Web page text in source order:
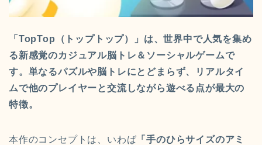
「TopTop（トップトップ）」は、世界中で人気を集め
る新感覚のカジュアル脳トレ＆ソーシャルゲームで
す。単なるパズルや脳トレにとどまらず、リアルタイ
ムで他のプレイヤーと交流しながら遊べる点が最大の
特徴。
本作のコンセプトは、いわば 「手のひらサイズのアミ